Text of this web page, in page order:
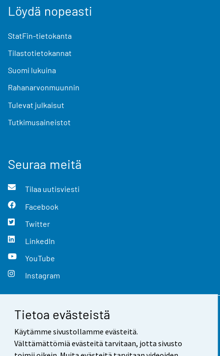
Tietoa evästeistä
Käytämme sivustollamme evästeitä.
Välttämättömiä evästeitä tarvitaan, jotta sivusto
Löydä nopeasti
StatFin-tietokanta
Tilastotietokannat
Suomi lukuina
Rahanarvonmuunnin
Tulevat julkaisut
Tutkimusaineistot
Seuraa meitä
Tilaa uutisviesti
Facebook
Twitter
LinkedIn
YouTube
Instagram
Yhteystiedot
Palaute